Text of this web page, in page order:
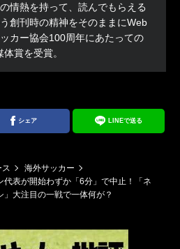
情熱を持って、読んでもらえる
創刊時の精神をそのままにWeb
カー協会100周年にあたっての
賞を受賞。
シェア LINEで送る
海外サッカー
代表が開始わずか「6分」で中止！「ネ
大注目の一戦で一体何が？